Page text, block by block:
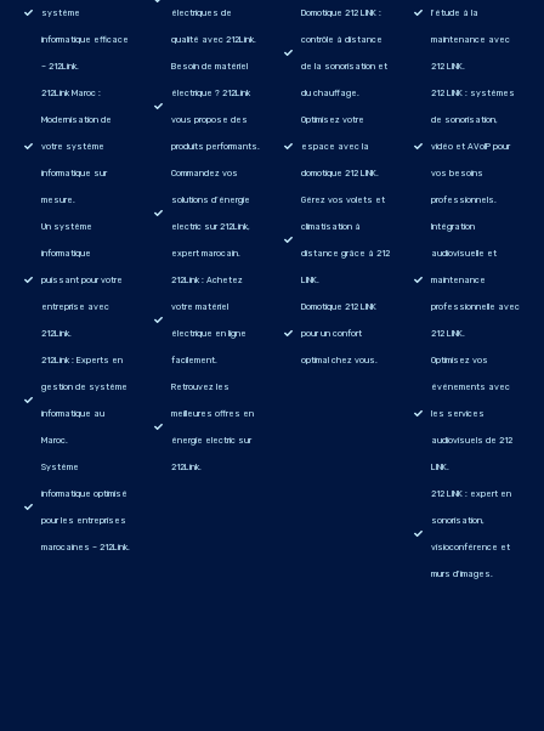
système
informatique efficace
– 212Link.
212Link Maroc :
Modernisation de
votre système
informatique sur
mesure.
Un système
informatique
puissant pour votre
entreprise avec
212Link.
212Link : Experts en
gestion de système
informatique au
Maroc.
Système
informatique optimisé
pour les entreprises
marocaines – 212Link.
électriques de
qualité avec 212Link.
Besoin de matériel
électrique ? 212Link
vous propose des
produits performants.
Commandez vos
solutions d’énergie
electric sur 212Link,
expert marocain.
212Link : Achetez
votre matériel
électrique en ligne
facilement.
Retrouvez les
meilleures offres en
énergie electric sur
212Link.
Domotique 212 LINK :
contrôle à distance
de la sonorisation et
du chauffage.
Optimisez votre
espace avec la
domotique 212 LINK.
Gérez vos volets et
climatisation à
distance grâce à 212
LINK.
Domotique 212 LINK
pour un confort
optimal chez vous.
l'étude à la
maintenance avec
212 LINK.
212 LINK : systèmes
de sonorisation,
vidéo et AVoIP pour
vos besoins
professionnels.
Intégration
audiovisuelle et
maintenance
professionnelle avec
212 LINK.
Optimisez vos
événements avec
les services
audiovisuels de 212
LINK.
212 LINK : expert en
sonorisation,
visioconférence et
murs d'images.